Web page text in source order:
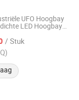
UFO Hoogbay
LED Hoogbay
/ Stuk